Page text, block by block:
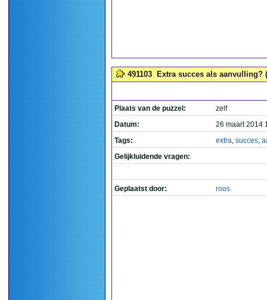
491103 Extra succes als aanvulling?
Plaats van de puzzel:
zelf
Datum:
26 maart 2014
Tags:
extra, succes,
Gelijkluidende vragen:
Geplaatst door: roos